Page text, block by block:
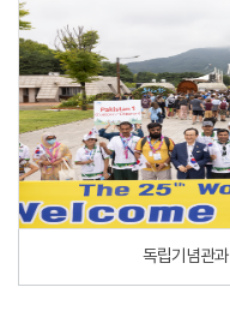
독립기념관